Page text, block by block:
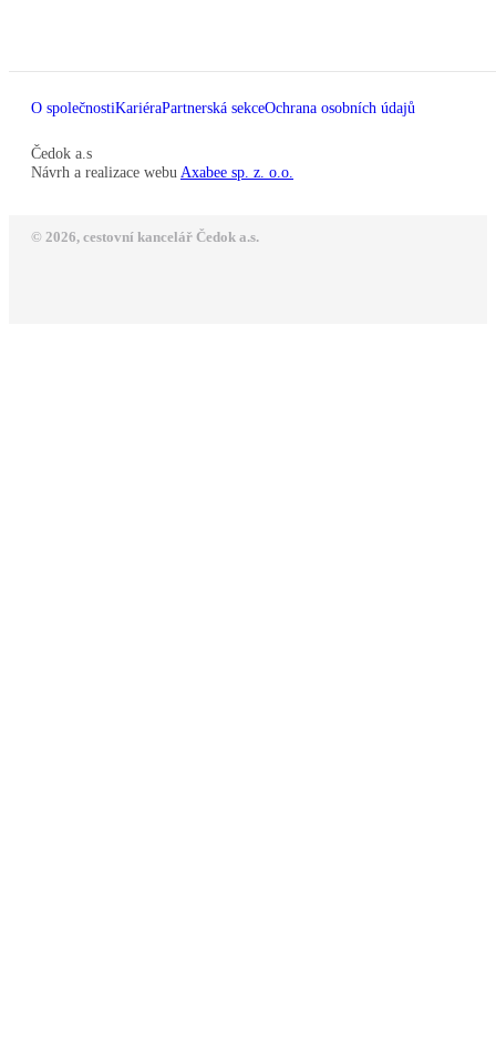
O společnostiKariéraPartnerská sekceOchrana osobních údajů
Čedok a.s
Návrh a realizace webu Axabee sp. z. o.o.
© 2026, cestovní kancelář Čedok a.s.